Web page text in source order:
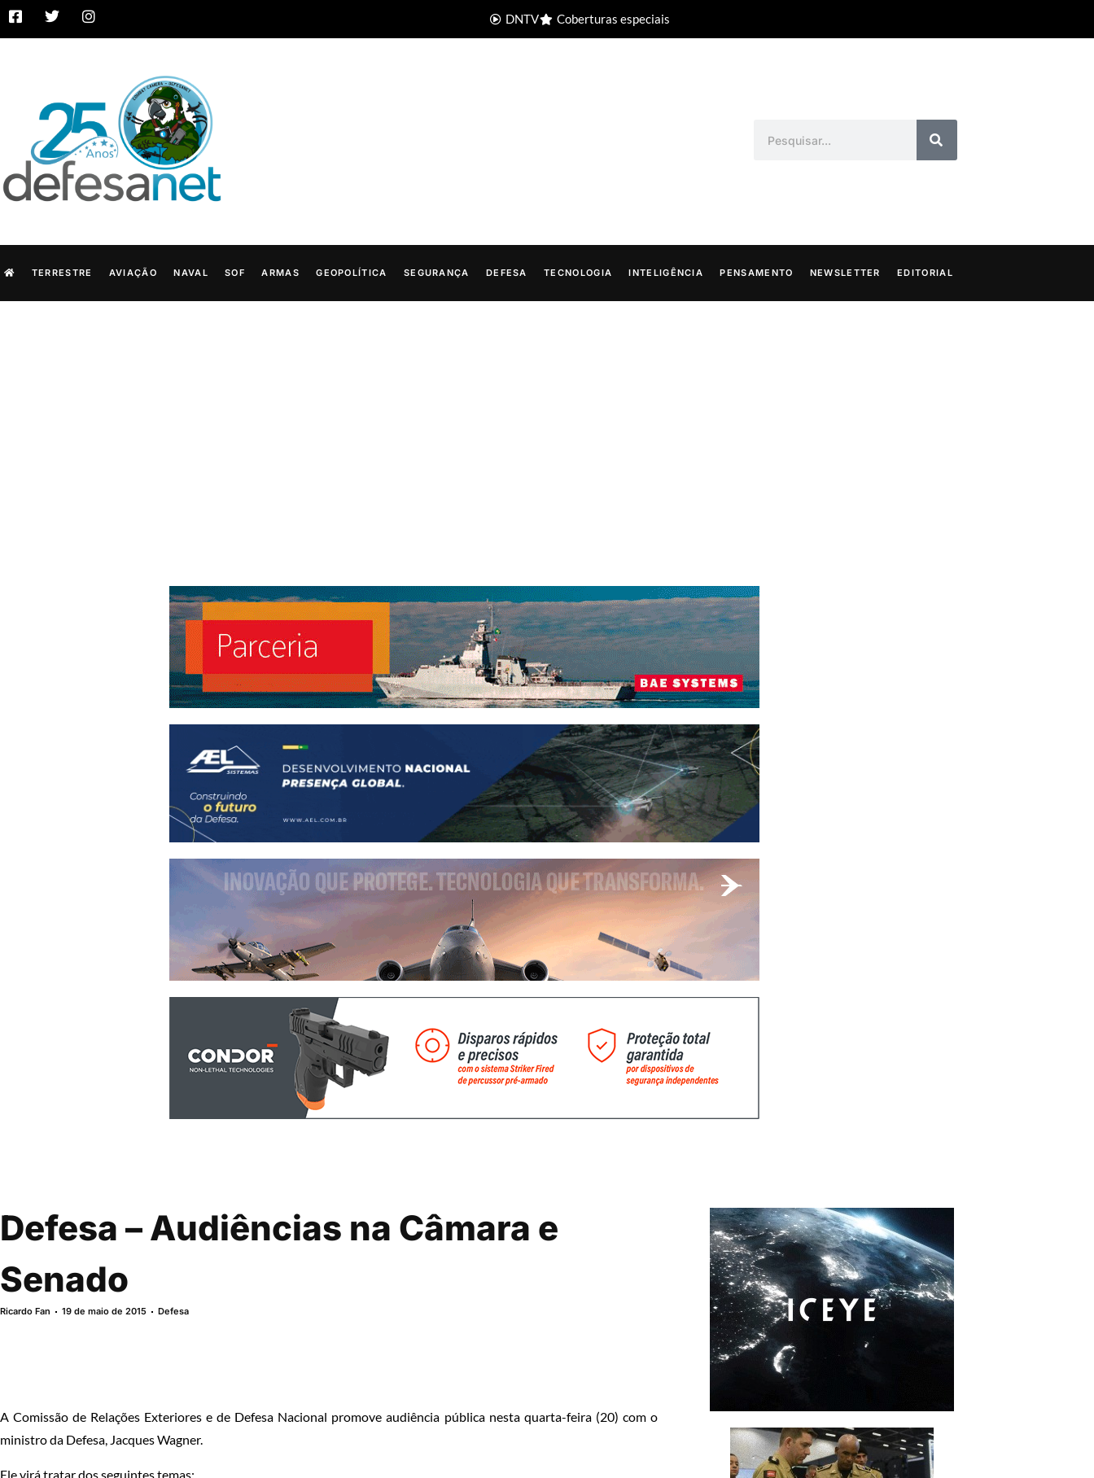
DNTV Coberturas especiais
TERRESTRE AVIAÇÃO NAVAL SOF ARMAS GEOPOLÍTICA SEGURANÇA DEFESA TECNOLOGIA INTELIGÊNCIA PENSAMENTO NEWSLETTER EDITORIAL
Defesa – Audiências na Câmara e
Senado
Ricardo Fan 19 de maio de 2015 Defesa
A Comissão de Relações Exteriores e de Defesa Nacional promove audiência pública nesta quarta-feira (20) com o
ministro da Defesa, Jacques Wagner.
Ele virá tratar dos seguintes temas: